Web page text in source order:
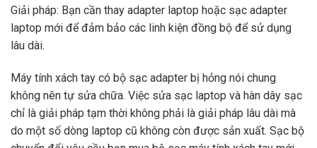
Giải pháp: Bạn cần thay adapter laptop hoặc sạc adapter
laptop mới để đảm bảo các linh kiện đồng bộ để sử dụng
lâu dài.
Máy tính xách tay có bộ sạc adapter bị hỏng nói chung
không nên tự sửa chữa. Việc sửa sạc laptop và hàn dây sạc
chỉ là giải pháp tạm thời không phải là giải pháp lâu dài mà
do một số dòng laptop cũ không còn được sản xuất. Sạc bộ